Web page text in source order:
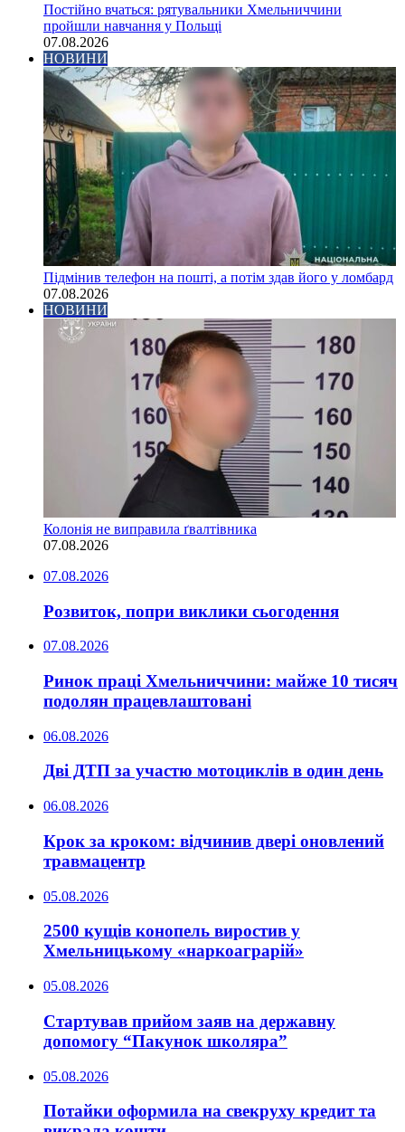
Постійно вчаться: рятувальники Хмельниччини
пройшли навчання у Польщі
07.08.2026
НОВИНИ
Підмінив телефон на пошті, а потім здав його у ломбард
07.08.2026
НОВИНИ
Колонія не виправила ґвалтівника
07.08.2026
07.08.2026
Розвиток, попри виклики сьогодення
07.08.2026
Ринок праці Хмельниччини: майже 10 тисяч
подолян працевлаштовані
06.08.2026
Дві ДТП за участю мотоциклів в один день
06.08.2026
Крок за кроком: відчинив двері оновлений
травмацентр
05.08.2026
2500 кущів конопель виростив у
Хмельницькому «наркоаграрій»
05.08.2026
Стартував прийом заяв на державну
допомогу “Пакунок школяра”
05.08.2026
Потайки оформила на свекруху кредит та